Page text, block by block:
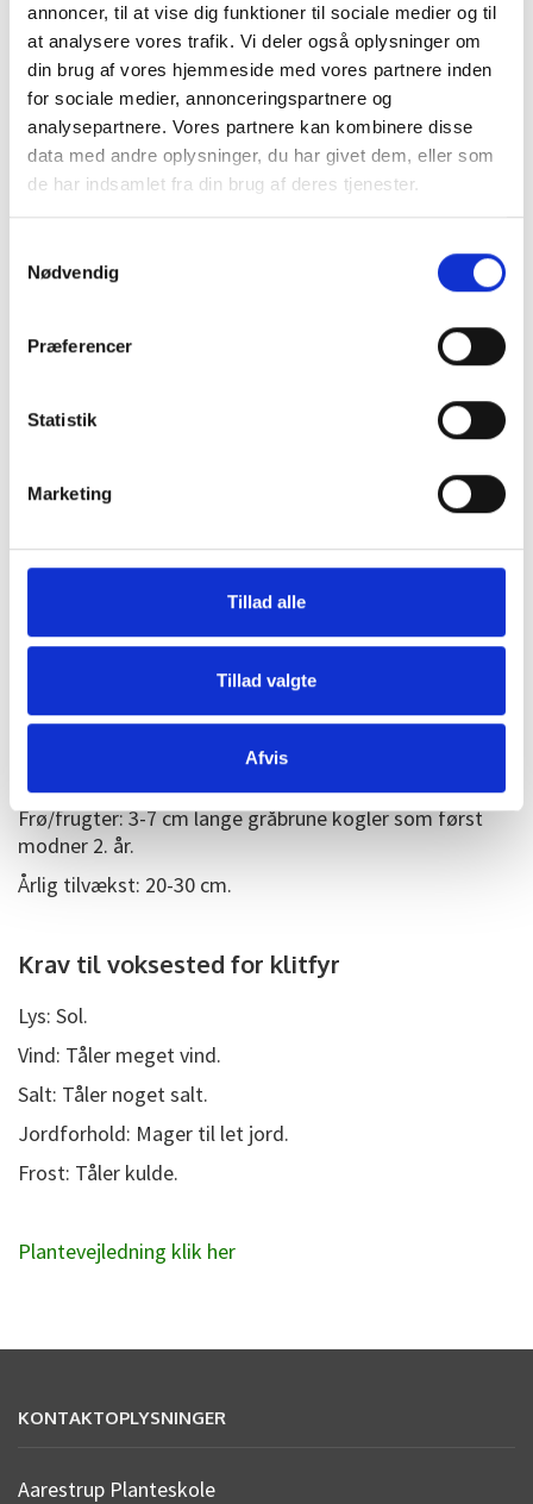
annoncer, til at vise dig funktioner til sociale medier og til
at analysere vores trafik. Vi deler også oplysninger om
din brug af vores hjemmeside med vores partnere inden
for sociale medier, annonceringspartnere og
analysepartnere. Vores partnere kan kombinere disse
data med andre oplysninger, du har givet dem, eller som
de har indsamlet fra din brug af deres tjenester.
Nødvendig
Præferencer
Statistik
Marketing
Tillad alle
Tillad valgte
Afvis
Hvordan anvendes skovfyr
Skovfyr (Pinus sylvestris) er meget anvendt
skovplantninger.
Barken er på yngre træer grålig og ru, senere
afskallende i tynde flager og til sidst opsprækkende og
Grenene på den nedre del skygges efterhånden væk af
de øverste grene og dette giver et åbent træ hvor man
Skovfyr kan blive gammel, i Danmark kendes træer på
Form: Skovfyr er et stort oftest enstammet træ op til
20-30 m højt, åben grenbygning, som ældre
uregelmæssig skærmagtig krone.
Nåle: 4-8 cm lange blågrønne nåle som blive siddende i
2-3 år.
Høstfarve: Stedsegrøn.
Blomster: Hunblomsterne sidder i spidsenpå årets
langskud og hanblomsterne sidder på den nederste del
Frø/frugter: 3-7 cm lange gråbrune kogler som først
modner 2. år.
Årlig tilvækst: 20-30 cm.
Krav til voksested for klitfyr
Lys: Sol.
Vind: Tåler meget vind.
Salt: Tåler noget salt.
Jordforhold: Mager til let jord.
Frost: Tåler kulde.
Plantevejledning klik her
KONTAKTOPLYSNINGER
Aarestrup Planteskole